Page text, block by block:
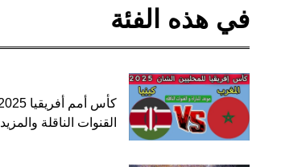
في هذه الفئة
القنوات الناقلة والمزيد